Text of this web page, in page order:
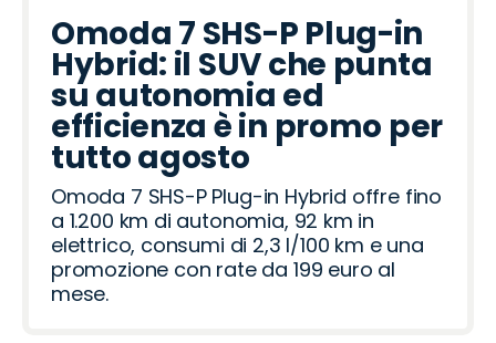
Omoda 7 SHS-P Plug-in
Hybrid: il SUV che punta
su autonomia ed
efficienza è in promo per
tutto agosto
Omoda 7 SHS-P Plug-in Hybrid offre fino
a 1.200 km di autonomia, 92 km in
elettrico, consumi di 2,3 l/100 km e una
promozione con rate da 199 euro al
mese.